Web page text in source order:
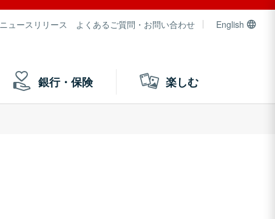
ニュースリリース よくあるご質問・お問い合わせ English
銀行・保険 楽しむ